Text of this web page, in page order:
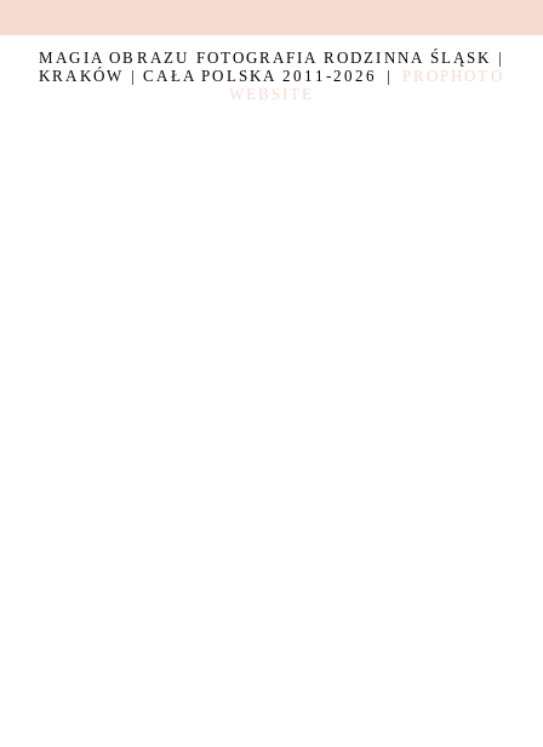
MAGIA OBRAZU FOTOGRAFIA RODZINNA ŚLĄSK |
KRAKÓW | CAŁA POLSKA 2011-2026
|
PROPHOTO
WEBSITE